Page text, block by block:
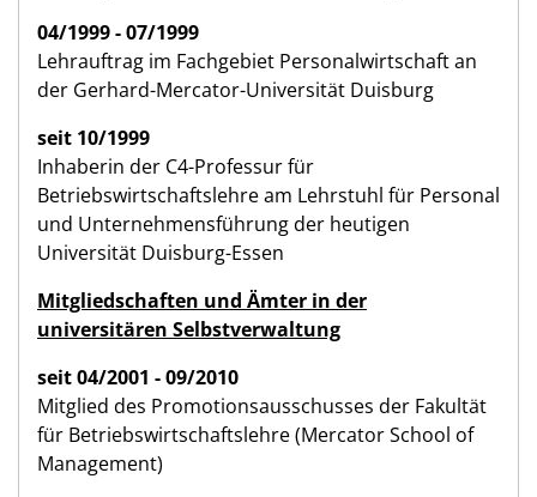
04/1999 - 07/1999
Lehrauftrag im Fachgebiet Personalwirtschaft an
der Gerhard-Mercator-Universität Duisburg
seit 10/1999
Inhaberin der C4-Professur für
Betriebswirtschaftslehre am Lehrstuhl für Personal
und Unternehmensführung der heutigen
Universität Duisburg-Essen
Mitgliedschaften und Ämter in der
universitären Selbstverwaltung
seit 04/2001 - 09/2010
Mitglied des Promotionsausschusses der Fakultät
für Betriebswirtschaftslehre (Mercator School of
Management)